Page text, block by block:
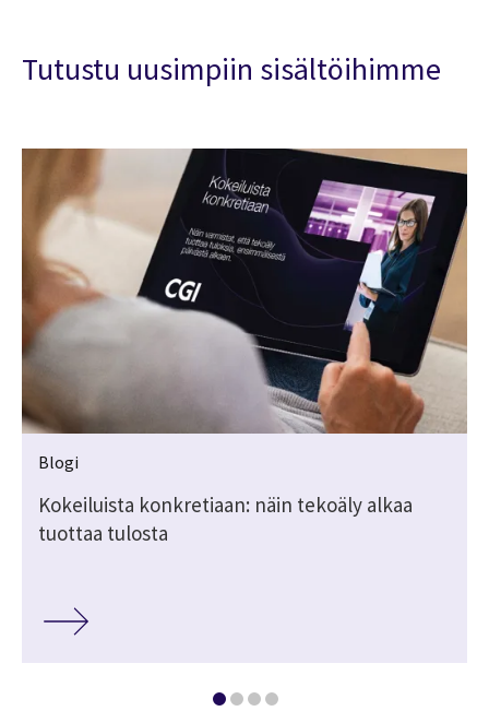
Tutustu uusimpiin sisältöihimme
Blogi
Kokeiluista konkretiaan: näin tekoäly alkaa
tuottaa tulosta